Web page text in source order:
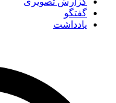
گفتگو
یادداشت